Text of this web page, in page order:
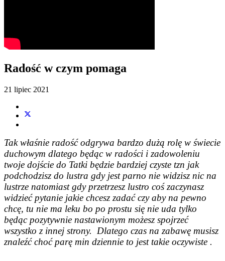
Radość w czym pomaga
21 lipiec 2021
Tak właśnie radość odgrywa bardzo dużą rolę w świecie
duchowym dlatego będąc w radości i zadowoleniu
twoje dojście do Tatki będzie bardziej czyste tzn jak
podchodzisz do lustra gdy jest parno nie widzisz nic na
lustrze natomiast gdy przetrzesz lustro coś zaczynasz
widzieć pytanie jakie chcesz zadać czy aby na pewno
chcę, tu nie ma leku bo po prostu się nie uda tylko
będąc pozytywnie nastawionym możesz spojrzeć
wszystko z innej strony. Dlatego czas na zabawę musisz
znaleźć choć parę min dziennie to jest takie oczywiste .